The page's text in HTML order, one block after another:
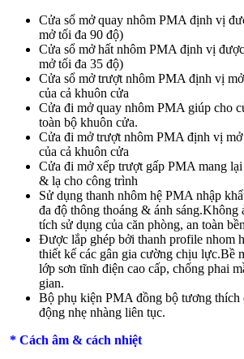
Cửa sổ mở quay nhôm PMA định vị
mở tối đa 90 độ)
Cửa sổ mở hất nhôm PMA định vị
mở tối đa 35 độ)
Cửa sổ mở trượt nhôm PMA định vị
của cả khuôn cửa
Cửa đi mở quay nhôm PMA giúp cho
toàn bộ khuôn cửa.
Cửa đi mở trượt nhôm PMA định vị
của cả khuôn cửa
Cửa đi mở xếp trượt gấp PMA mang
& lạ cho công trình
Sử dụng thanh nhôm hệ PMA nhập
đa độ thông thoáng & ánh sáng.Không
tích sử dụng của căn phòng, an toàn
Được lắp ghép bởi thanh profile nhom
thiết kế các gân gia cường chịu lực.Bề
lớp sơn tĩnh điện cao cấp, chống phai
gian.
Bộ phụ kiện PMA đồng bộ tương thích
động nhẹ nhàng liên tục.
* Cách âm & cách nhiệt